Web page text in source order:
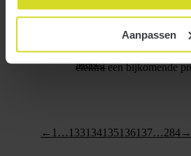
Aanpassen
Als ondernemer kunt u in
elektra een bijkomende
Meer
← 1 … 133134135136137…284→